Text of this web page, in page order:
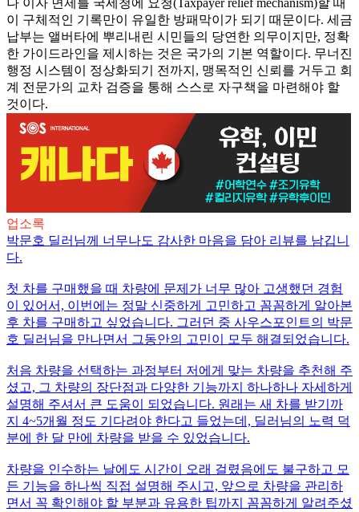
나 이자 면제를 국세청에 요청(Taxpayer relief mechanism)할 때
이 구체적인 기록만이 유일한 방패막이가 되기 때문이다. 세금
납부는 앨버타에 뿌리내린 시민들의 당연한 의무이지만, 정확
한 가이드라인을 제시하는 것은 국가의 기본 역할이다. 무너진
행정 시스템이 정상화되기 전까지, 맹목적인 신뢰를 거두고 회
계 전문가의 교차 검증을 통해 스스로 자구책을 마련해야 할
것이다.
업소록
박문호 딜러님께 너무나도 감사한 마음을 담아 리뷰를 남깁니
다.
첫 차를 구매했을 때 차량에 문제가 너무 많아 고생했던 경험
이 있어서, 이번에는 정말 신중하게 고민하고 꼼꼼하게 알아본
후 차를 구매하고 싶었습니다. 그러던 중 사우스포인트의 박문
호 딜러님을 만나면서 그동안의 고민이 모두 해결되었습니다.
처음 차량을 선택하는 과정부터 저에게 맞는 차량을 추천해 주
셨고, 그 차량의 장단점과 다양한 기능까지 하나하나 자세하게
설명해 주셔서 큰 도움이 되었습니다. 원래는 새 차를 받기까
지 4~5개월 정도 기다려야 한다고 들었는데, 딜러님의 노력 덕
분에 한 달 만에 차량을 받을 수 있었습니다.
차량을 인수하는 날에도 시간이 오래 걸렸음에도 불구하고 모
든 기능을 하나씩 직접 설명해 주시고, 앞으로 차량을 관리하
면서 꼭 확인해야 할 부분과 유용한 팁까지 꼼꼼하게 알려주셨